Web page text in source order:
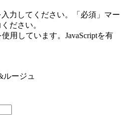
力してください。「必須」マー
ださい。
用しています。JavaScriptを有
ルージュ